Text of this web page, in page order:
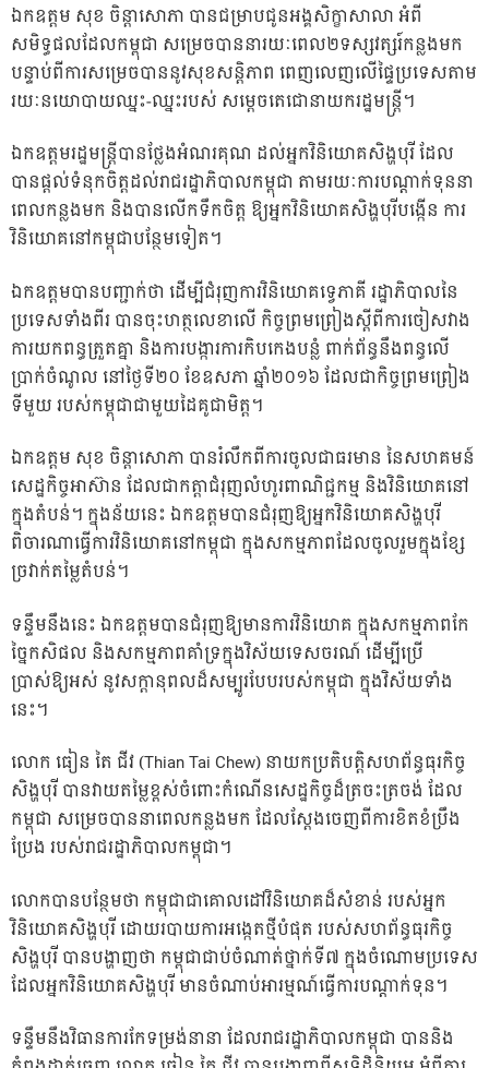
ឯកឧត្តម សុខ ចិន្តាសោភា បានជម្រាបជូនអង្គសិក្ខាសាលា អំពី
សមិទ្ធផលដែលកម្ពុជា សម្រេចបាននារយៈពេល២ទស្សវត្សរ៍កន្លងមក
បន្ទាប់ពីការសម្រេចបាននូវសុខសន្តិភាព ពេញលេញលើផ្ទៃប្រទេសតាម
រយៈនយោបាយឈ្នះ-ឈ្នះរបស់ សម្តេចតេជោនាយករដ្ឋមន្រ្តី។
ឯកឧត្តមរដ្ឋមន្ត្រីបានថ្លែងអំណរគុណ ដល់អ្នកវិនិយោគសិង្ហបុរី ដែល
បានផ្តល់ទំនុកចិត្តដល់រាជរដ្ឋាភិបាលកម្ពុជា តាមរយៈការបណ្តាក់ទុននា
ពេលកន្លងមក និងបានលើកទឹកចិត្ត ឱ្យអ្នកវិនិយោគសិង្ហបុរីបង្កើន ការ
វិនិយោគនៅកម្ពុជាបន្ថែមទៀត។
ឯកឧត្តមបានបញ្ជាក់ថា ដើម្បីជំរុញការវិនិយោគទ្វេភាគី រដ្ឋាភិបាលនៃ
ប្រទេសទាំងពីរ បានចុះហត្ថលេខាលើ កិច្ចព្រមព្រៀងស្តីពីការចៀសវាង
ការយកពន្ធត្រួតគ្នា និងការបង្ការការកិបកេងបន្លំ ពាក់ព័ន្ធនឹងពន្ធលើ
ប្រាក់ចំណូល នៅថ្ងៃទី២០ ខែឧសភា ឆ្នាំ២០១៦ ដែលជាកិច្ចព្រមព្រៀង
ទីមួយ របស់កម្ពុជាជាមួយដៃគូជាមិត្ត។
ឯកឧត្តម សុខ ចិន្តាសោភា បានរំលឹកពីការចូលជាធរមាន នៃសហគមន៍
សេដ្ឋកិច្ចអាស៊ាន ដែលជាកត្តាជំរុញលំហូរពាណិជ្ជកម្ម និងវិនិយោគនៅ
ក្នុងតំបន់។ ក្នុងន័យនេះ ឯកឧត្តមបានជំរុញឱ្យអ្នកវិនិយោគសិង្ហបុរី
ពិចារណាធ្វើការវិនិយោគនៅកម្ពុជា ក្នុងសកម្មភាពដែលចូលរួមក្នុងខ្សែ
ច្រវាក់តម្លៃតំបន់។
ទន្ទឹមនឹងនេះ ឯកឧត្តមបានជំរុញឱ្យមានការវិនិយោគ ក្នុងសកម្មភាពកែ
ច្នៃកសិផល និងសកម្មភាពគាំទ្រក្នុងវិស័យទេសចរណ៍ ដើម្បីប្រើ
ប្រាស់ឱ្យអស់ នូវសក្តានុពលដ៏សម្បូរបែបរបស់កម្ពុជា ក្នុងវិស័យទាំង
នេះ។
លោក ធៀន តៃ ជីវ (Thian Tai Chew) នាយកប្រតិបត្តិសហព័ន្ធធុរកិច្ច
សិង្ហបុរី បានវាយតម្លៃខ្ពស់ចំពោះកំណើនសេដ្ឋកិច្ចដ៏ត្រចះត្រចង់ ដែល
កម្ពុជា សម្រេចបាននាពេលកន្លងមក ដែលស្តែងចេញពីការខិតខំប្រឹង
ប្រែង របស់រាជរដ្ឋាភិបាលកម្ពុជា។
លោកបានបន្ថែមថា កម្ពុជាជាគោលដៅវិនិយោគដ៏សំខាន់ របស់អ្នក
វិនិយោគសិង្ហបុរី ដោយរបាយការអង្កេតថ្មីបំផុត របស់សហព័ន្ធធុរកិច្ច
សិង្ហបុរី បានបង្ហាញថា កម្ពុជាជាប់ចំណាត់ថ្នាក់ទី៧ ក្នុងចំណោមប្រទេស
ដែលអ្នកវិនិយោគសិង្ហបុរី មានចំណាប់អារម្មណ៍ធ្វើការបណ្តាក់ទុន។
ទន្ទឹមនឹងវិធានការកែទម្រង់នានា ដែលរាជរដ្ឋាភិបាលកម្ពុជា បាននិង